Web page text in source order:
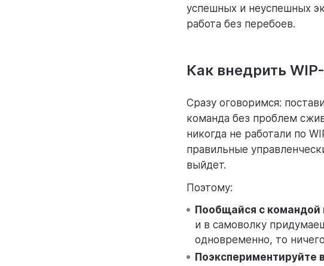
успешных и неуспешных
работа без перебоев.
Как внедрить
Сразу оговоримся:
команда без проблем
никогда не работали по
правильные
выйдет.
Поэтому:
Пообщайся с командой
и в самоволку
одновременно, то
Поэкспериментируйте